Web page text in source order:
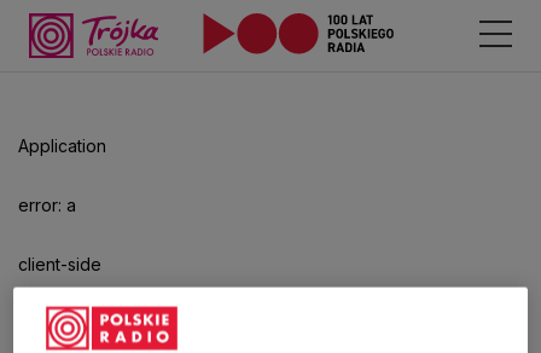
Application
error: a
client-side
exception